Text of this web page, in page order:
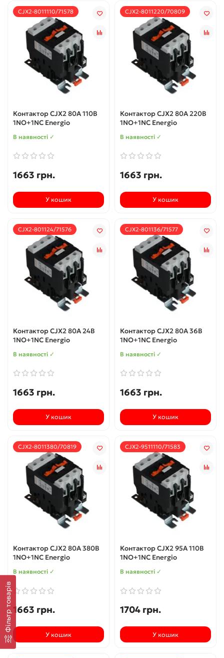
Фільтр товарів
CJX2-8011110/71578
Контактор CJX2 80А 110В
1NO+1NC Energio
В наявності ✓
1663 грн.
У кошик
CJX2-8011220/70809
Контактор CJX2 80А 220В
1NO+1NC Energio
В наявності ✓
1663 грн.
У кошик
CJX2-801124/71576
Контактор CJX2 80А 24В
1NO+1NC Energio
В наявності ✓
1663 грн.
У кошик
CJX2-801136/71577
Контактор CJX2 80А 36В
1NO+1NC Energio
В наявності ✓
1663 грн.
У кошик
CJX2-8011380/70819
Контактор CJX2 80А 380В
1NO+1NC Energio
В наявності ✓
1663 грн.
У кошик
CJX2-9511110/71583
Контактор CJX2 95А 110В
1NO+1NC Energio
В наявності ✓
1704 грн.
У кошик